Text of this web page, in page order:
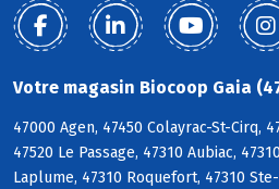
Votre magasin Biocoop Gaia
47000 Agen, 47450 Colayrac-St-Cirq,
47520 Le Passage, 47310 Aubiac,
Laplume, 47310 Roquefort, 47310